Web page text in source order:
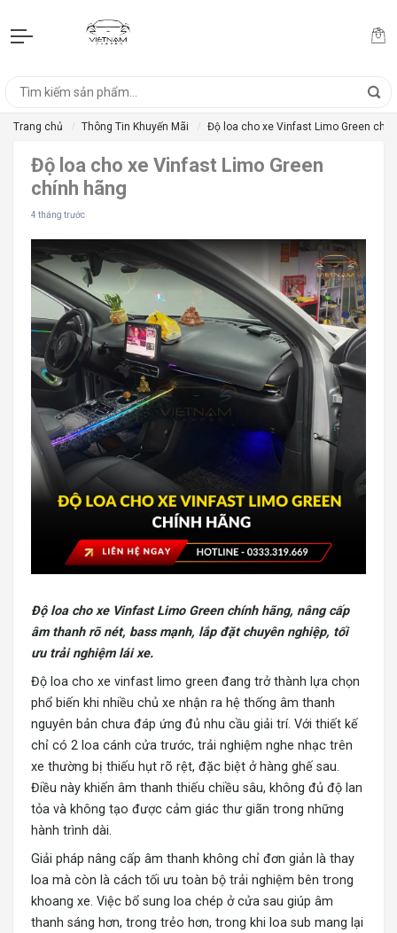
Trang chủ Thông Tin Khuyến Mãi Độ loa cho xe Vinfast Limo Green
Độ loa cho xe Vinfast Limo Green
chính hãng
4 tháng trước
Độ loa cho xe Vinfast Limo Green chính hãng, nâng cấp
âm thanh rõ nét, bass mạnh, lắp đặt chuyên nghiệp, tối
ưu trải nghiệm lái xe.
Độ loa cho xe vinfast limo green đang trở thành lựa chọn
phổ biến khi nhiều chủ xe nhận ra hệ thống âm thanh
nguyên bản chưa đáp ứng đủ nhu cầu giải trí. Với thiết kế
chỉ có 2 loa cánh cửa trước, trải nghiệm nghe nhạc trên
xe thường bị thiếu hụt rõ rệt, đặc biệt ở hàng ghế sau.
Điều này khiến âm thanh thiếu chiều sâu, không đủ độ lan
tỏa và không tạo được cảm giác thư giãn trong những
hành trình dài.
Giải pháp nâng cấp âm thanh không chỉ đơn giản là thay
loa mà còn là cách tối ưu toàn bộ trải nghiệm bên trong
khoang xe. Việc bổ sung loa chép ở cửa sau giúp âm
thanh sáng hơn, trong trẻo hơn, trong khi loa sub mang lại